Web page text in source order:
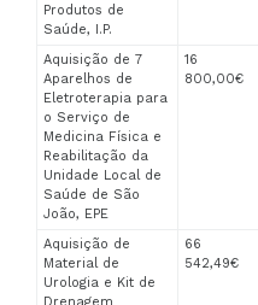
Produtos de
Saúde, I.P.
Aquisição de 7
Aparelhos de
Eletroterapia para
o Serviço de
Medicina Física e
Reabilitação da
Unidade Local de
Saúde de São
João, EPE
16
800,00€
Aquisição de
Material de
Urologia e Kit de
66
542,49€